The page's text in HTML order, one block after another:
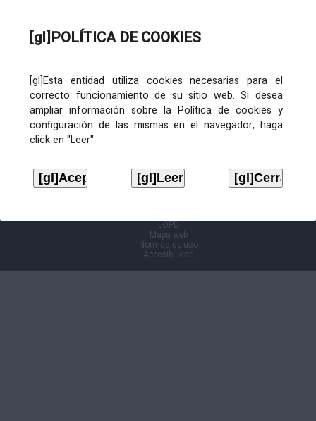
[gl]POLÍTICA DE COOKIES
[gl]Esta entidad utiliza cookies necesarias para el
correcto funcionamiento de su sitio web. Si desea
ampliar información sobre la Política de cookies y
configuración de las mismas en el navegador, haga
click en "Leer"
LOPD
Mapa web
Normas de uso
Accesibilidad